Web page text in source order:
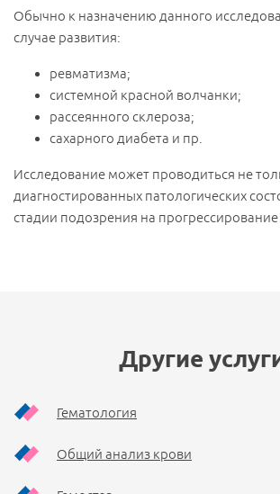
Обычно к назначению данного
случае развития:
ревматизма;
системной красной волчанки;
рассеянного склероза;
сахарного диабета и пр.
Исследование может проводиться не
диагностированных патологических
стадии подозрения на прогрессирование
Другие
Гематология
Общий анализ крови